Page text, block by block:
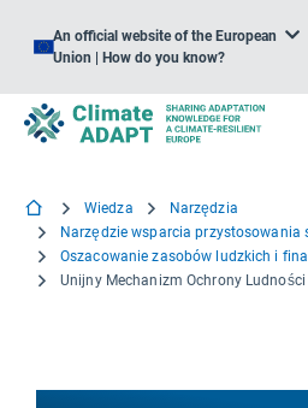
An official website of the European
Union | How do you know?
Wiedza
Narzędzia
Unijny Mechanizm Ochrony Ludności